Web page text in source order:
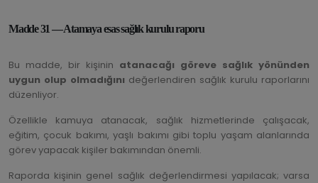
Madde 31 — Atamaya esas sağlık kurulu raporu
Bu madde, bir kişinin atanacağı göreve sağlık yönünden
uygun olup olmadığını değerlendiren sağlık kurulu raporlarını
düzenliyor.
Özellikle kamuya atanacak, sağlık hizmetlerinde çalışacak,
eğitim, çocuk bakımı, yaşlı bakımı gibi toplu yaşam alanlarında
görev yapacak kişiler bakımından önemli.
Raporda kişinin genel sağlık değerlendirmesi yapılacak; varsa